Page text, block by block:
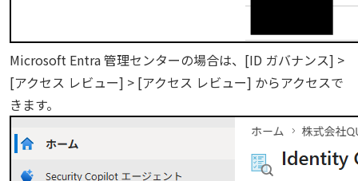
Microsoft Entra 管理センターの場合は、[ID ガバナンス] >
[アクセス レビュー] > [アクセス レビュー] からアクセスで
きます。